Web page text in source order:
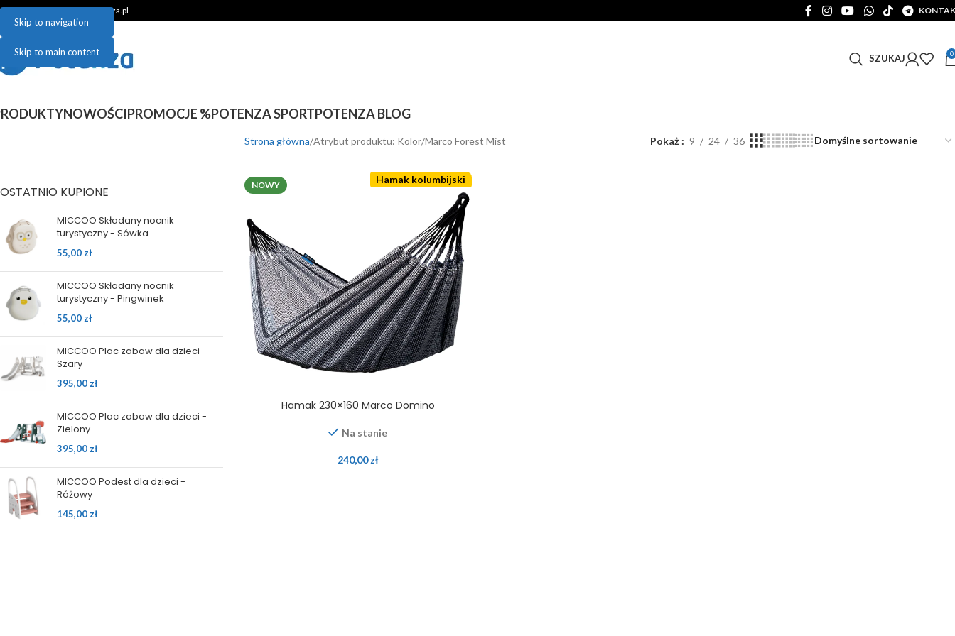
Skip to navigation
Skip to main content
781 048 899 | sklep@potenza.pl
SZUKAJ 0
NOWOŚCIPROMOCJE %POTENZA SPORTPOTENZA BLOG
OSTATNIO KUPIONE
MICCOO Składany nocnik
turystyczny - Sówka
55,00 zł
MICCOO Składany nocnik
turystyczny - Pingwinek
55,00 zł
MICCOO Plac zabaw dla dzieci -
Szary
395,00 zł
MICCOO Plac zabaw dla dzieci -
Zielony
395,00 zł
MICCOO Podest dla dzieci -
Różowy
145,00 zł
Strona główna Atrybut produktu: Kolor Marco Forest Mist Pokaż 9 24 36
NOWY Hamak kolumbijski
Hamak 230×160 Marco Domino
Na stanie
240,00zł